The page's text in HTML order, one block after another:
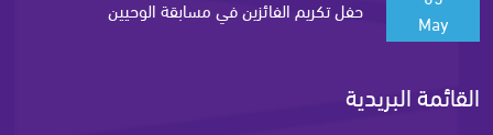
May
حفل تكريم الفائزين في مسابقة الوحيين
القائمة البريدية